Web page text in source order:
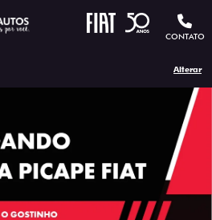
CONTATO
Alterar